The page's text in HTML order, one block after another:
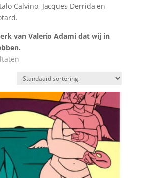
Calvino, Jacques Derrida en
van Valerio Adami dat wij in